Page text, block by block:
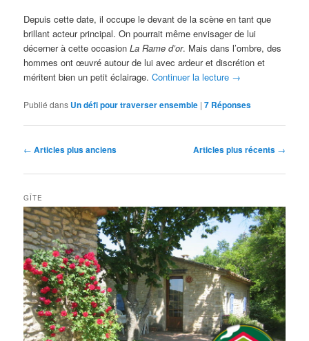
Depuis cette date, il occupe le devant de la scène en tant que
brillant acteur principal. On pourrait même envisager de lui
décerner à cette occasionLa Rame d’or. Mais dans l’ombre, des
hommes ont œuvré autour de lui avec ardeur et discrétion et
méritent bien un petit éclairage.Continuer la lecture →
Publié dans Un défi pour traverser ensemble |7 Réponses
Navigation
articles
← Articles plus anciens Articles plus récents →
GÎTE